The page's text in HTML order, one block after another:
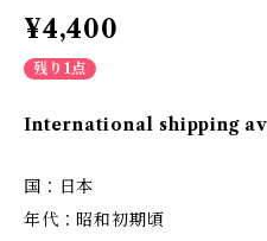
¥4,400
残り1点
International shipping
国：日本
年代：昭和初期頃